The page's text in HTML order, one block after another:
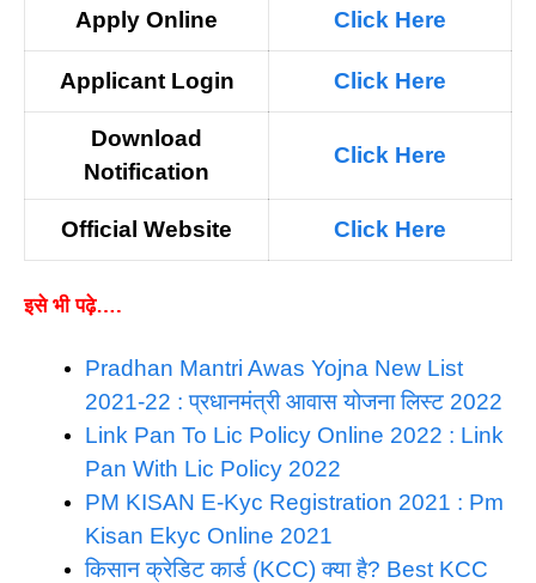
Apply Online Click Here
Applicant Login Click Here
Download
Notification
Click Here
Official Website Click Here
इसे भी पढ़े….
Pradhan Mantri Awas Yojna New List
2021-22 : प्रधानमंत्री आवास योजना लिस्ट 2022
Link Pan To Lic Policy Online 2022 : Link
Pan With Lic Policy 2022
PM KISAN E-Kyc Registration 2021 : Pm
Kisan Ekyc Online 2021
किसान क्रेडिट कार्ड (KCC) क्या है? Best KCC